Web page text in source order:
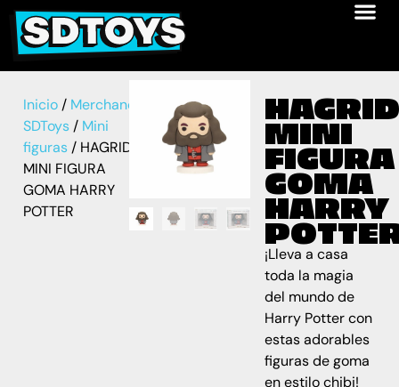
Inicio / Merchandise
SDToys / Mini
figuras / HAGRID
MINI FIGURA
GOMA HARRY
POTTER
HAGRID
MINI
FIGURA
GOMA
HARRY
¡Lleva a casa
toda la magia
del mundo de
Harry Potter con
estas adorables
figuras de goma
en estilo chibi!